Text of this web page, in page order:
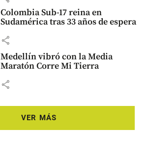
Colombia Sub-17 reina en
Sudamérica tras 33 años de espera
share
Medellín vibró con la Media
Maratón Corre Mi Tierra
share
VER MÁS